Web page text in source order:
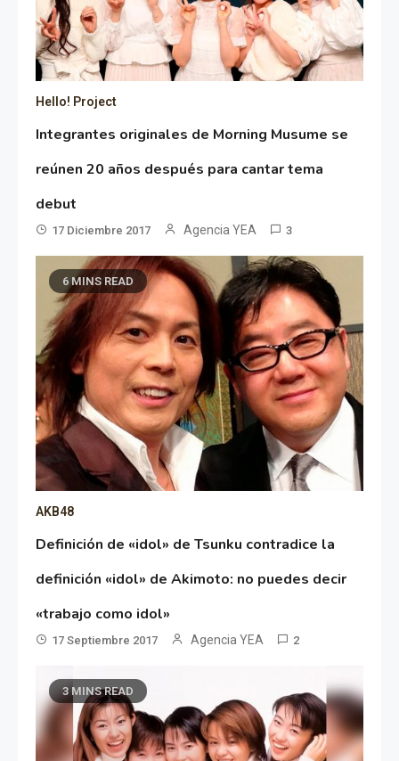
Hello! Project
Integrantes originales de Morning Musume se
reúnen 20 años después para cantar tema
debut
17 Diciembre 2017 Agencia YEA 3
6 MINS READ
AKB48
Definición de «idol» de Tsunku contradice la
definición «idol» de Akimoto: no puedes decir
«trabajo como idol»
17 Septiembre 2017 Agencia YEA 2
3 MINS READ